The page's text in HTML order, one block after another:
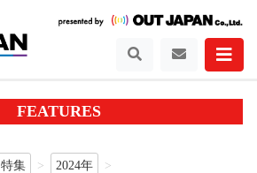
FEATURES
特集
2024年